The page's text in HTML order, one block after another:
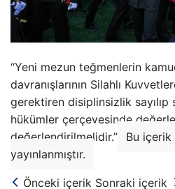
“Yeni mezun teğmenlerin
davranışlarının Silahlı
gerektiren disiplinsizlik sayılıp
hükümler çerçevesinde
değerlendirilmelidir.”
Bu içerik
yayınlanmıştır.
Önceki içerik Sonraki içerik